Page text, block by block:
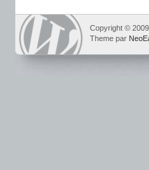
Copyright ©
Theme par